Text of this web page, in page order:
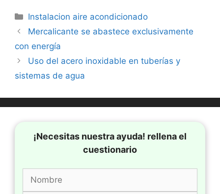
Categorías
Instalacion aire acondicionado
Mercalicante se abastece exclusivamente
con energía
Uso del acero inoxidable en tuberías y
sistemas de agua
¡Necesitas nuestra ayuda! rellena el
cuestionario